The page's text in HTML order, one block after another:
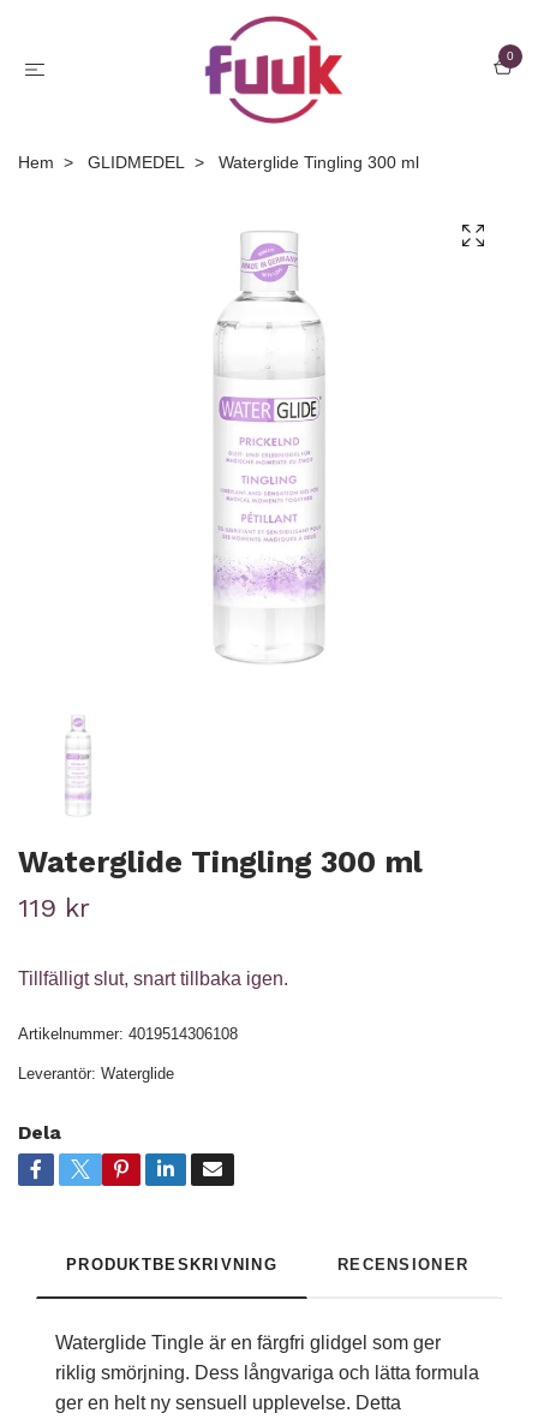
0
Hem GLIDMEDEL Waterglide Tingling 300 ml
Waterglide Tingling 300 ml
119 kr
Tillfälligt slut, snart tillbaka igen.
Artikelnummer: 4019514306108
Leverantör: Waterglide
Dela
PRODUKTBESKRIVNING RECENSIONER
Waterglide Tingle är en färgfri glidgel som ger
riklig smörjning. Dess långvariga och lätta formula
ger en helt ny sensuell upplevelse. Detta